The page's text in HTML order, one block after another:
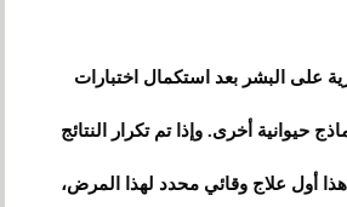
على البشر بعد استكمال اختبارات
حيوانية أخرى. وإذا تم تكرار النتائج
أول علاج وقائي محدد لهذا المرض،